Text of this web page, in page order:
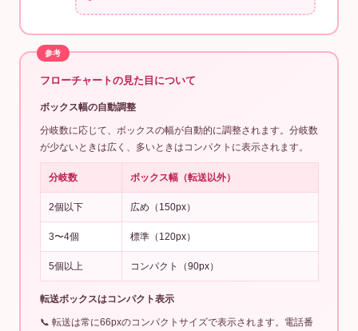
フローチャートの見た目について
ボックス幅の自動調整
分岐数に応じて、ボックスの幅が自動的に調整されます。分岐数
が少ないときは広く、多いときはコンパクトに表示されます。
分岐数 ボックス幅（転送以外）
2個以下 広め（150px）
3〜4個 標準（120px）
5個以上 コンパクト（90px）
転送ボックスはコンパクト表示
📞 転送は常に66pxのコンパクトサイズで表示されます。電話番